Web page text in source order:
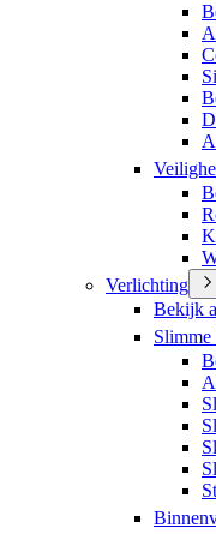
Verlichting
Bekijk
Slimme